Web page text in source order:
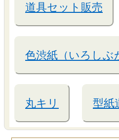
道具セット販売
色渋紙（いろしぶ
丸キリ 型紙